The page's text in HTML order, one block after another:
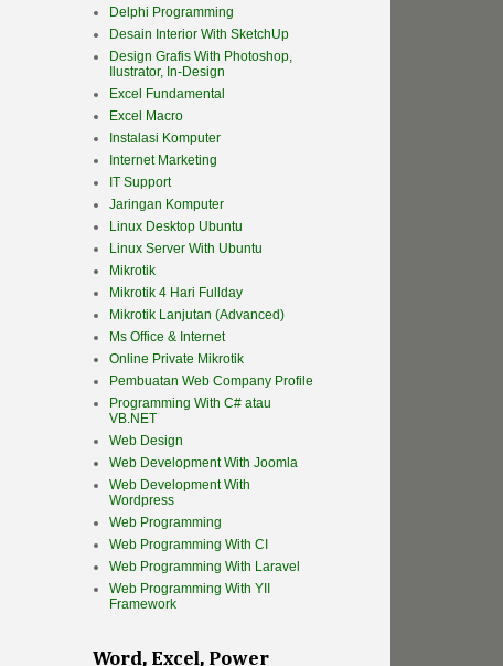
Delphi Programming
Desain Interior With SketchUp
Design Grafis With Photoshop,
Ilustrator, In-Design
Excel Fundamental
Excel Macro
Instalasi Komputer
Internet Marketing
IT Support
Jaringan Komputer
Linux Desktop Ubuntu
Linux Server With Ubuntu
Mikrotik
Mikrotik 4 Hari Fullday
Mikrotik Lanjutan (Advanced)
Ms Office & Internet
Online Private Mikrotik
Pembuatan Web Company Profile
Programming With C# atau
VB.NET
Web Design
Web Development With Joomla
Web Development With
Wordpress
Web Programming
Web Programming With CI
Web Programming With Laravel
Web Programming With YII
Framework
Word, Excel, Power